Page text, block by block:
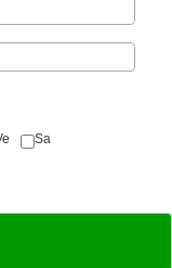
Ve Sa